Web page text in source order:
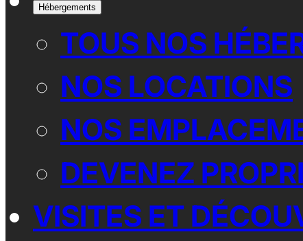
Hébergements
TOUS NOS
NOS LOCATIONS
NOS
DEVENEZ
VISITES ET